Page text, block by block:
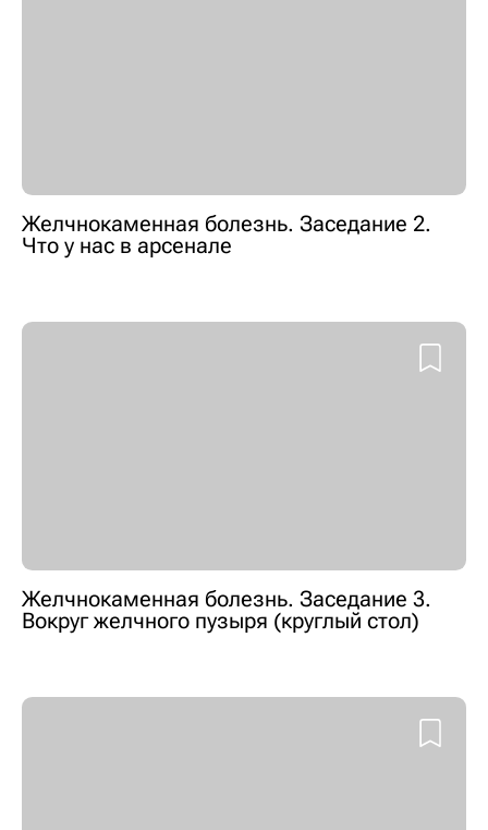
Желчнокаменная болезнь. Заседание 2.
Что у нас в арсенале
Желчнокаменная болезнь. Заседание 3.
Вокруг желчного пузыря (круглый стол)